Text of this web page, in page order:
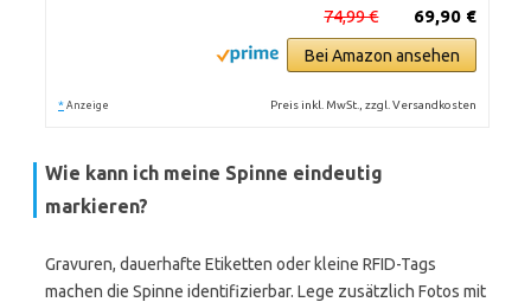
69,90 €
74,99 €
Bei Amazon ansehen
* Anzeige Preis inkl. MwSt., zzgl. Versandkosten
Wie kann ich meine Spinne eindeutig
markieren?
Gravuren, dauerhafte Etiketten oder kleine RFID-Tags
machen die Spinne identifizierbar. Lege zusätzlich Fotos mit